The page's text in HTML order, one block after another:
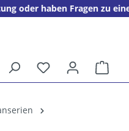
oder haben Fragen zu